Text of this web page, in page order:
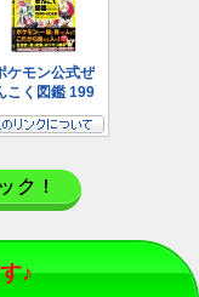
ク！
♪